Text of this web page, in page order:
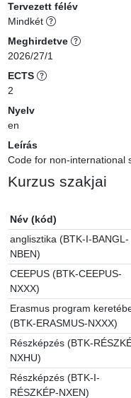
Tervezett félév
Mindkét
Meghirdetve
2026/27/1
ECTS
2
Nyelv
en
Leírás
Code for non-international
Kurzus szakjai
Név (kód)
anglisztika (BTK-I-BANGL-
NBEN)
CEEPUS (BTK-CEEPUS-
NXXX)
Erasmus program
(BTK-ERASMUS-NXXX)
Részképzés (BTK-
NXHU)
Részképzés (BTK-I-
RÉSZKÉP-NXEN)